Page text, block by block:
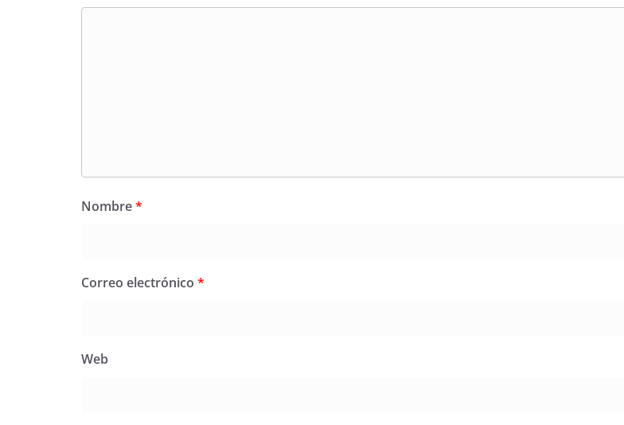
Nombre*
Correo electrónico *
Web